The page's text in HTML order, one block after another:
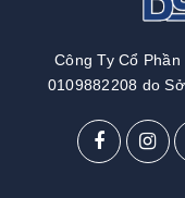
Công Ty Cổ Phần
0109882208 do